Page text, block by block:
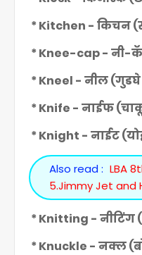
* Kitchen - किचन
* Knee-cap - नी-
* Kneel - नील
* Knife - नाईफ
* Knight - नाईट
Also read : LBA
5.Jimmy Jet and
* Knitting - नीटिंग
* Knuckle - नक्ल